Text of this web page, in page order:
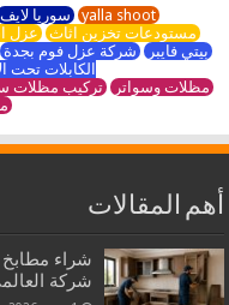
yalla shoot سوريا
مستودعات تخزين اثاث عزل
بيتي فايبر شركة عزل فوم بجدة
الكابلات تحت
مظلات وسواتر تركيب مظلات
أهم المقالات
شراء مطابخ
شركة